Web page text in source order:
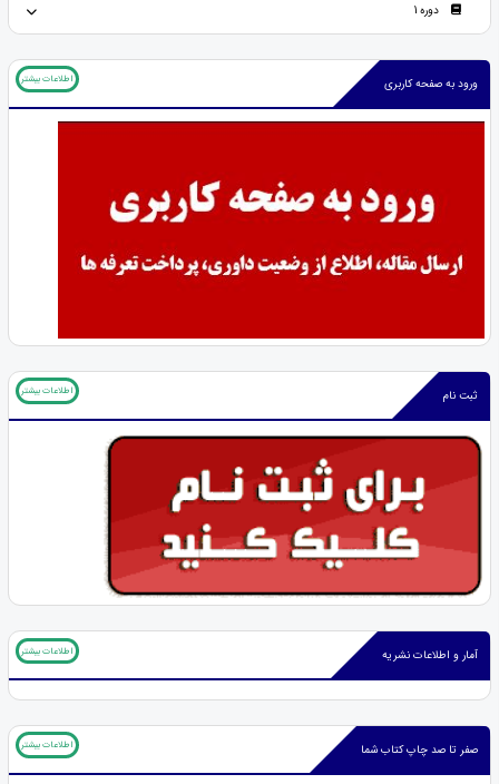
دوره 1
ورود به صفحه کاربری اطلاعات بیشتر
ثبت نام اطلاعات بیشتر
آمار و اطلاعات نشریه اطلاعات بیشتر
صفر تا صد چاپ کتاب شما اطلاعات بیشتر